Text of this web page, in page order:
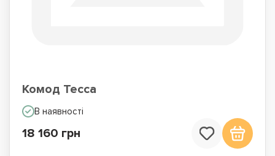
Комод Тесса
В наявності
18 160 грн